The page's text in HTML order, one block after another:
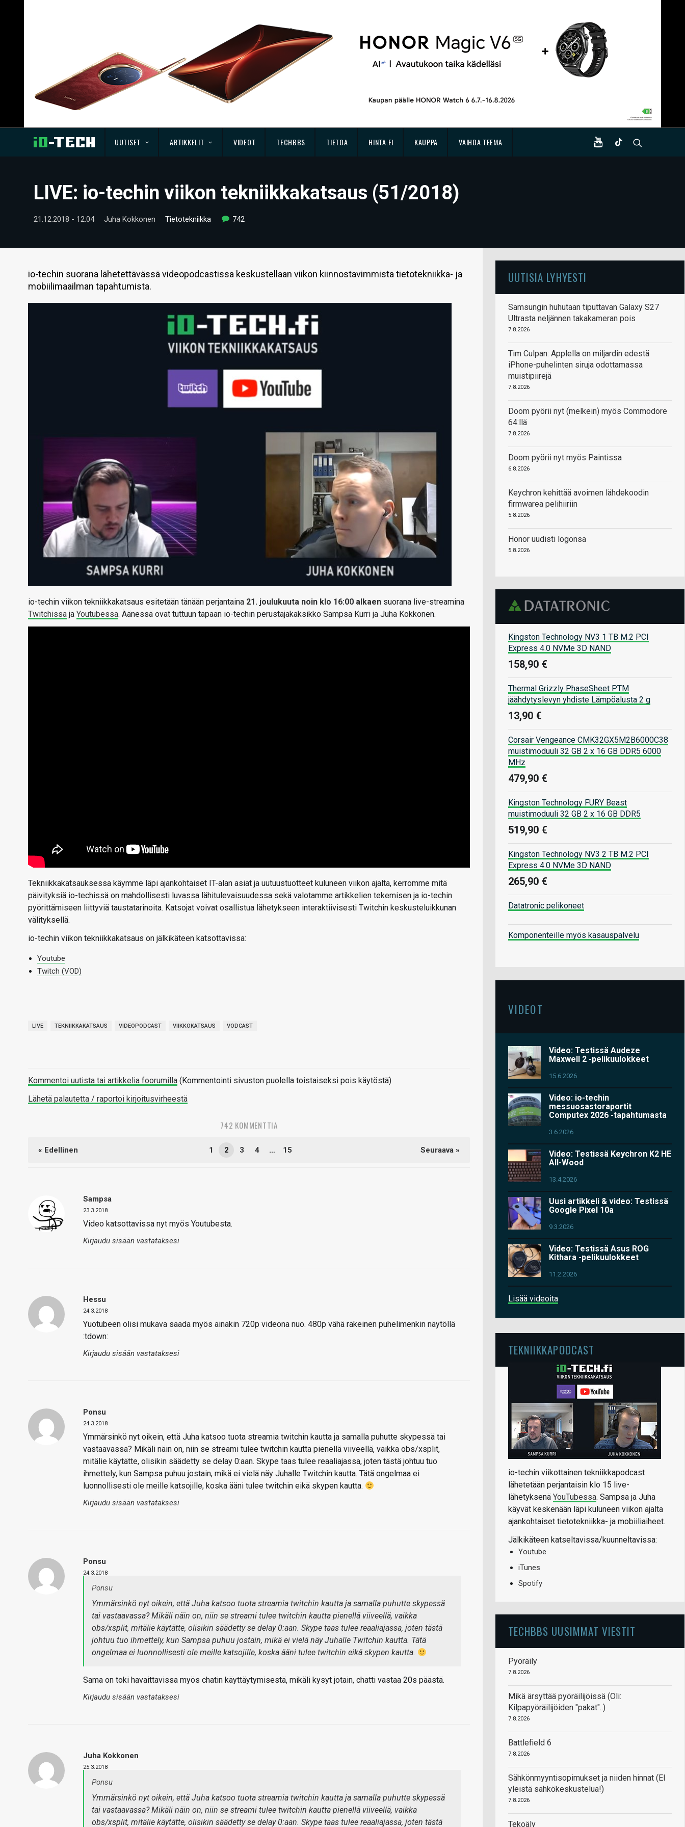
UUTISET ARTIKKELIT VIDEOT TECHBBS TIETOA HINTA.FI KAUPPA VAIHDA TEEMA
LIVE: io-techin viikon tekniikkakatsaus (51/2018)
21.12.2018 - 12:04 Juha Kokkonen Tietotekniikka 742
io-techin suorana lähetettävässä videopodcastissa keskustellaan viikon kiinnostavimmista tietotekniikka- ja
mobiilimaailman tapahtumista.
io-techin viikon tekniikkakatsaus esitetään tänään perjantaina 21. joulukuuta noin klo 16:00 alkaen suorana live-streamina
Twitchissä ja Youtubessa. Äänessä ovat tuttuun tapaan io-techin perustajakaksikko Sampsa Kurri ja Juha Kokkonen.
Tekniikkakatsauksessa käymme läpi ajankohtaiset IT-alan asiat ja uutuustuotteet kuluneen viikon ajalta, kerromme mitä
päivityksiä io-techissä on mahdollisesti luvassa lähitulevaisuudessa sekä valotamme artikkelien tekemisen ja io-techin
pyörittämiseen liittyviä taustatarinoita. Katsojat voivat osallistua lähetykseen interaktiivisesti Twitchin keskusteluikkunan
välityksellä.
io-techin viikon tekniikkakatsaus on jälkikäteen katsottavissa:
Youtube
Twitch (VOD)
LIVE TEKNIIKKAKATSAUS VIDEOPODCAST VIIKKOKATSAUS VODCAST
Kommentoi uutista tai artikkelia foorumilla (Kommentointi sivuston puolella toistaiseksi pois käytöstä)
Lähetä palautetta / raportoi kirjoitusvirheestä
742 KOMMENTTIA
« Edellinen 1 2 3 4 … 15 Seuraava »
Sampsa
23.3.2018
Video katsottavissa nyt myös Youtubesta.
Kirjaudu sisään vastataksesi
Hessu
24.3.2018
Yuotubeen olisi mukava saada myös ainakin 720p videona nuo. 480p vähä rakeinen puhelimenkin näytöllä
:tdown:
Kirjaudu sisään vastataksesi
Ponsu
24.3.2018
Ymmärsinkö nyt oikein, että Juha katsoo tuota streamia twitchin kautta ja samalla puhutte skypessä tai
vastaavassa? Mikäli näin on, niin se streami tulee twitchin kautta pienellä viiveellä, vaikka obs/xsplit,
mitälie käytätte, olisikin säädetty se delay 0:aan. Skype taas tulee reaaliajassa, joten tästä johtuu tuo
ihmettely, kun Sampsa puhuu jostain, mikä ei vielä näy Juhalle Twitchin kautta. Tätä ongelmaa ei
luonnollisesti ole meille katsojille, koska ääni tulee twitchin eikä skypen kautta.
Kirjaudu sisään vastataksesi
Ponsu
24.3.2018
Ponsu
Ymmärsinkö nyt oikein, että Juha katsoo tuota streamia twitchin kautta ja samalla puhutte skypessä
tai vastaavassa? Mikäli näin on, niin se streami tulee twitchin kautta pienellä viiveellä, vaikka
obs/xsplit, mitälie käytätte, olisikin säädetty se delay 0:aan. Skype taas tulee reaaliajassa, joten tästä
johtuu tuo ihmettely, kun Sampsa puhuu jostain, mikä ei vielä näy Juhalle Twitchin kautta. Tätä
ongelmaa ei luonnollisesti ole meille katsojille, koska ääni tulee twitchin eikä skypen kautta.
Sama on toki havaittavissa myös chatin käyttäytymisestä, mikäli kysyt jotain, chatti vastaa 20s päästä.
Kirjaudu sisään vastataksesi
Juha Kokkonen
25.3.2018
Ponsu
Ymmärsinkö nyt oikein, että Juha katsoo tuota streamia twitchin kautta ja samalla puhutte skypessä
tai vastaavassa? Mikäli näin on, niin se streami tulee twitchin kautta pienellä viiveellä, vaikka
obs/xsplit, mitälie käytätte, olisikin säädetty se delay 0:aan. Skype taas tulee reaaliajassa, joten tästä
UUTISIA LYHYESTI
Samsungin huhutaan tiputtavan Galaxy S27
Ultrasta neljännen takakameran pois
7.8.2026
Tim Culpan: Applella on miljardin edestä
iPhone-puhelinten siruja odottamassa
muistipiirejä
7.8.2026
Doom pyörii nyt (melkein) myös Commodore
64:llä
7.8.2026
Doom pyörii nyt myös Paintissa
6.8.2026
Keychron kehittää avoimen lähdekoodin
firmwarea pelihiiriin
5.8.2026
Honor uudisti logonsa
5.8.2026
Kingston Technology NV3 1 TB M.2 PCI
Express 4.0 NVMe 3D NAND
158,90 €
Thermal Grizzly PhaseSheet PTM
jäähdytyslevyn yhdiste Lämpöalusta 2 g
13,90 €
Corsair Vengeance CMK32GX5M2B6000C38
muistimoduuli 32 GB 2 x 16 GB DDR5 6000
MHz
479,90 €
Kingston Technology FURY Beast
muistimoduuli 32 GB 2 x 16 GB DDR5
519,90 €
Kingston Technology NV3 2 TB M.2 PCI
Express 4.0 NVMe 3D NAND
265,90 €
Datatronic pelikoneet
Komponenteille myös kasauspalvelu
VIDEOT
Video: Testissä Audeze
Maxwell 2 -pelikuulokkeet
15.6.2026
Video: io-techin
messuosastoraportit
Computex 2026 -tapahtumasta
3.6.2026
Video: Testissä Keychron K2 HE
All-Wood
13.4.2026
Uusi artikkeli & video: Testissä
Google Pixel 10a
9.3.2026
Video: Testissä Asus ROG
Kithara -pelikuulokkeet
11.2.2026
Lisää videoita
TEKNIIKKAPODCAST
io-techin viikottainen tekniikkapodcast
lähetetään perjantaisin klo 15 live-
lähetyksenä YouTubessa. Sampsa ja Juha
käyvät keskenään läpi kuluneen viikon ajalta
ajankohtaiset tietotekniikka- ja mobiiliaiheet.
Jälkikäteen katseltavissa/kuunneltavissa:
Youtube
iTunes
Spotify
TECHBBS UUSIMMAT VIESTIT
Pyöräily
7.8.2026
Mikä ärsyttää pyöräilijöissä (Oli:
Kilpapyöräilijöiden "pakat"..)
7.8.2026
Battlefield 6
7.8.2026
Sähkönmyyntisopimukset ja niiden hinnat (EI
yleistä sähkökeskustelua!)
7.8.2026
Tekoäly